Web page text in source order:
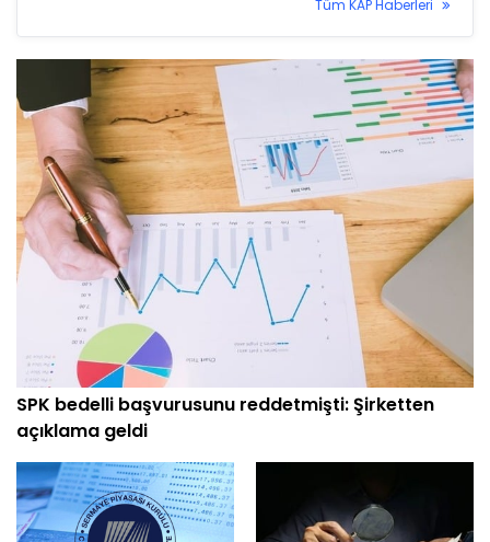
Tüm KAP Haberleri
SPK bedelli başvurusunu reddetmişti: Şirketten
açıklama geldi